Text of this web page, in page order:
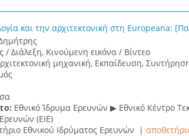
και την αρχιτεκτονική στη Europeana:
/ Διάλεξη, Κινούμενη εικόνα / Βίντεο
μηχανική, Εκπαίδευση,
Εθνικό Ίδρυμα Ερευνών ▶ Εθνικό Κέντρο
(ΕΙΕ)
Εθνικού Ιδρύματος Ερευνών |